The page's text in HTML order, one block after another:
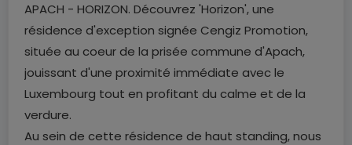
APACH - HORIZON. Découvrez 'Horizon', une
résidence d'exception signée Cengiz Promotion,
située au coeur de la prisée commune d'Apach,
jouissant d'une proximité immédiate avec le
Luxembourg tout en profitant du calme et de la
verdure.
Au sein de cette résidence de haut standing, nous